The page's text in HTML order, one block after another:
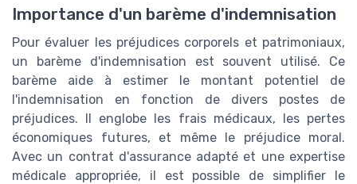
Importance d'un barème d'indemnisation
Pour évaluer les préjudices corporels et patrimoniaux,
un barème d'indemnisation est souvent utilisé. Ce
barème aide à estimer le montant potentiel de
l'indemnisation en fonction de divers postes de
préjudices. Il englobe les frais médicaux, les pertes
économiques futures, et même le préjudice moral.
Avec un contrat d'assuranceadapté et une expertise
médicale appropriée, il est possible de simplifier le